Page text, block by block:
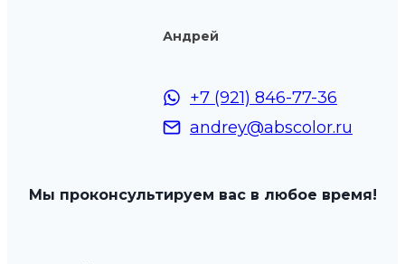
Андрей
+7 (921) 846-77-36
andrey@abscolor.ru
Мы проконсультируем вас в любое время!